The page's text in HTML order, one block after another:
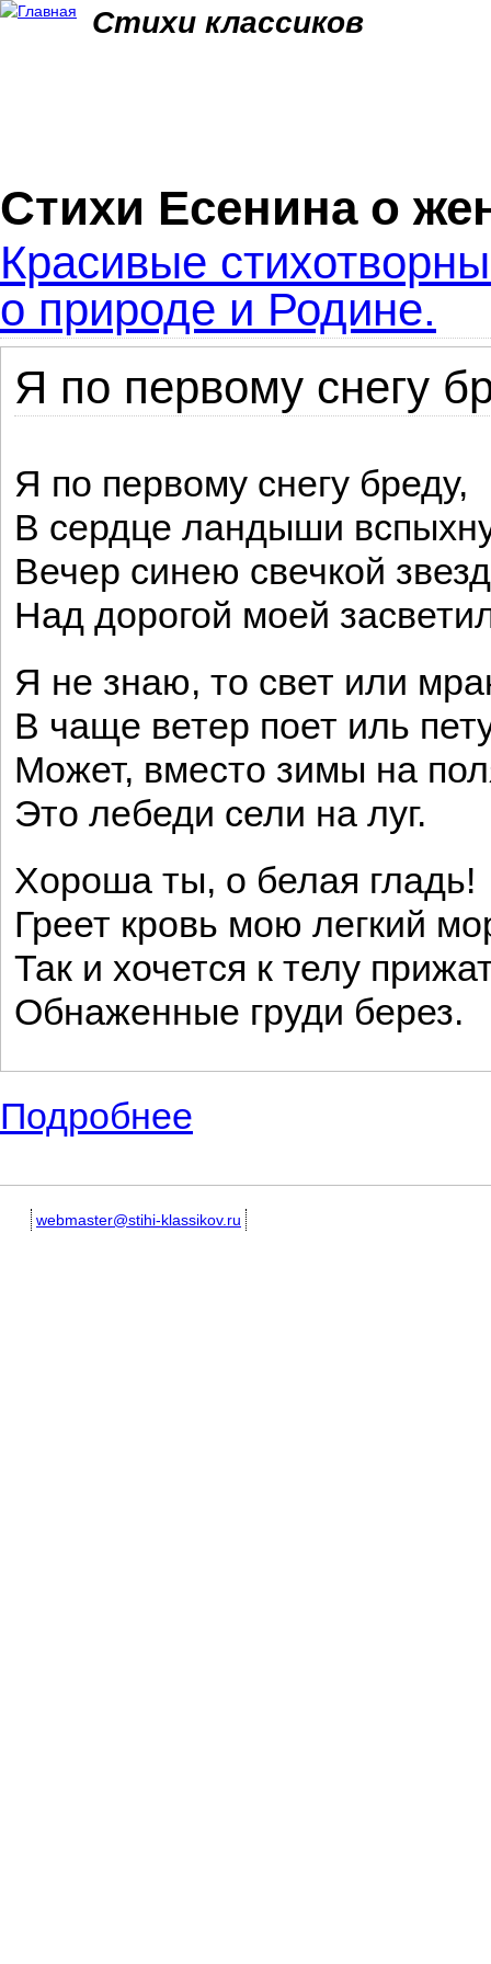
Стихи классиков
Стихи Есенина о
Красивые
о природе и Родине.
Я по первому снегу
Я по первому снегу бреду,
В сердце ландыши
Вечер синею свечкой
Над дорогой моей
Я не знаю, то свет или
В чаще ветер поет иль
Может, вместо зимы на
Это лебеди сели на луг.
Хороша ты, о белая гладь!
Греет кровь мою легкий
Так и хочется к телу
Обнаженные груди берез.
Подробнее
webmaster@stihi-klassikov.ru